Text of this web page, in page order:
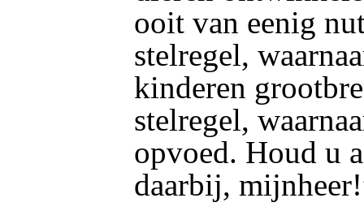
ooit van eenig
stelregel,
kinderen
stelregel,
opvoed. Houd u
daarbij,